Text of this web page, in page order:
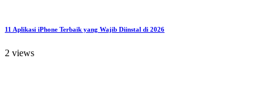
11 Aplikasi iPhone Terbaik yang Wajib Diinstal di 2026
2 views